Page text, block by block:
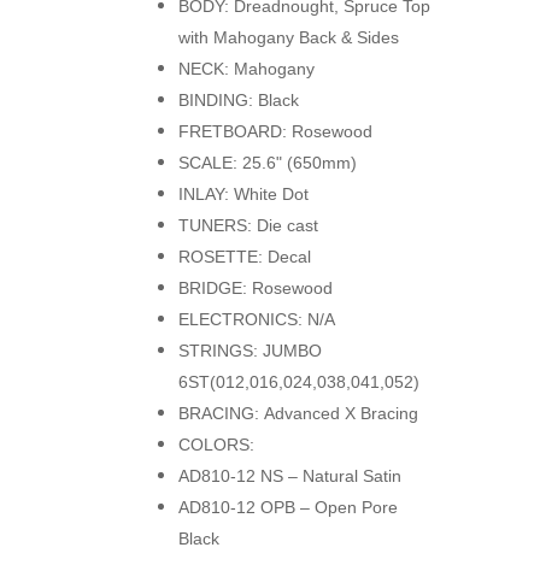
BODY: Dreadnought, Spruce Top
with Mahogany Back & Sides
NECK: Mahogany
BINDING: Black
FRETBOARD: Rosewood
SCALE: 25.6" (650mm)
INLAY: White Dot
TUNERS: Die cast
ROSETTE: Decal
BRIDGE: Rosewood
ELECTRONICS: N/A
STRINGS: JUMBO
6ST(012,016,024,038,041,052)
BRACING: Advanced X Bracing
COLORS:
AD810-12 NS – Natural Satin
AD810-12 OPB – Open Pore
Black